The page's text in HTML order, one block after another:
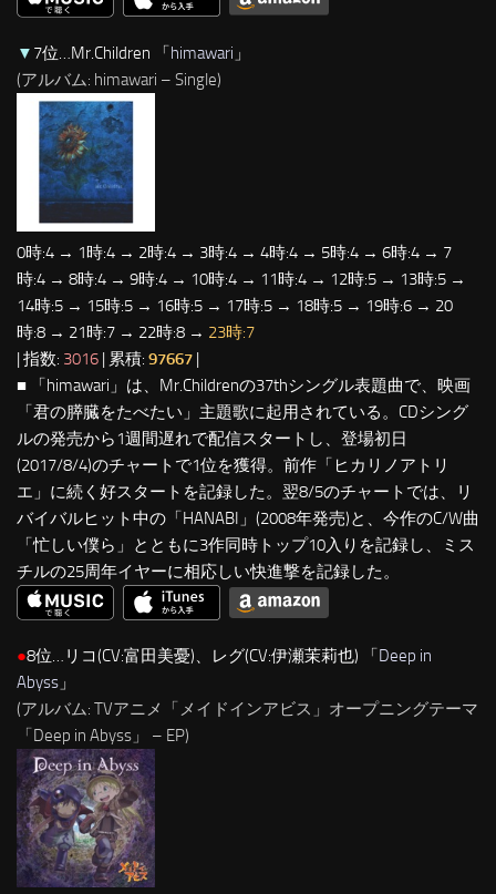
▼ 7位…Mr.Children 「himawari 」
(アルバム: himawari – Single)
0時:4 → 1時:4 → 2時:4 → 3時:4 → 4時:4 → 5時:4 → 6時:4 → 7
時:4 → 8時:4 → 9時:4 → 10時:4 → 11時:4 → 12時:5 → 13時:5 →
14時:5 → 15時:5 → 16時:5 → 17時:5 → 18時:5 → 19時:6 → 20
時:8 → 21時:7 → 22時:8 → 23時:7
| 指数: 3016 | 累積: 97667 |
■ 「himawari」は、Mr.Childrenの37thシングル表題曲で、映画
「君の膵臓をたべたい」主題歌に起用されている。CDシング
ルの発売から1週間遅れで配信スタートし、登場初日
(2017/8/4)のチャートで1位を獲得。前作「ヒカリノアトリ
エ」に続く好スタートを記録した。翌8/5のチャートでは、リ
バイバルヒット中の「HANABI」(2008年発売)と、今作のC/W曲
「忙しい僕ら」とともに3作同時トップ10入りを記録し、ミス
チルの25周年イヤーに相応しい快進撃を記録した。
●8位…リコ(CV:富田美憂)、レグ(CV:伊瀬茉莉也) 「Deep in
Abyss 」
(アルバム: TVアニメ「メイドインアビス」オープニングテーマ
「Deep in Abyss」 – EP)